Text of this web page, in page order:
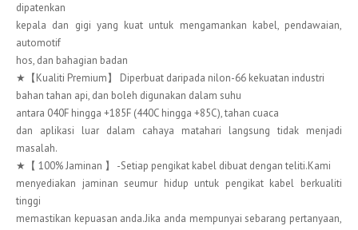
dipatenkan
kepala dan gigi yang kuat untuk mengamankan kabel, pendawaian,
automotif
hos, dan bahagian badan
★【Kualiti Premium】 Diperbuat daripada nilon-66 kekuatan industri
bahan tahan api, dan boleh digunakan dalam suhu
antara 040F hingga +185F (440C hingga +85C), tahan cuaca
dan aplikasi luar dalam cahaya matahari langsung tidak menjadi
masalah.
★【 100% Jaminan 】 -Setiap pengikat kabel dibuat dengan teliti.Kami
menyediakan jaminan seumur hidup untuk pengikat kabel berkualiti
tinggi
memastikan kepuasan anda.Jika anda mempunyai sebarang pertanyaan,